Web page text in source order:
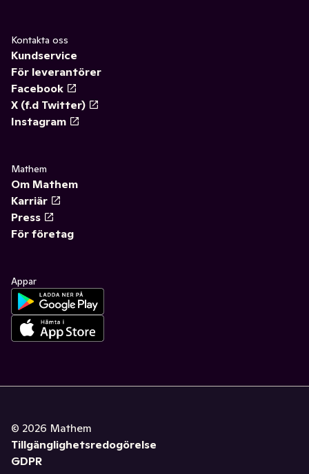
Kontakta oss
Kundservice
För leverantörer
Facebook
X (f.d Twitter)
Instagram
Mathem
Om Mathem
Karriär
Press
För företag
Appar
© 2026 Mathem
Tillgänglighetsredogörelse
GDPR